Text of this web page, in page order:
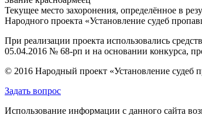
Текущее место захоронения, определённое в
Народного проекта «Установление судеб
При реализации проекта использовались
05.04.2016 № 68-рп и на основании конкурса,
© 2016 Народный проект «Установление судеб
Задать вопрос
Использование информации с данного сайта